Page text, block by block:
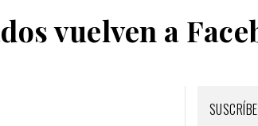
vuelven a